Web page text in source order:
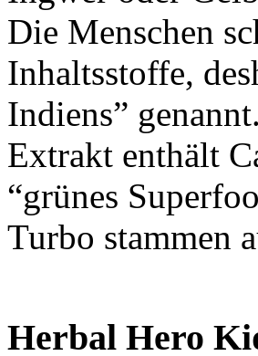
Die Menschen
Inhaltsstoffe,
Indiens”
Extrakt enthält
“grünes
Turbo stammen
Herbal Hero